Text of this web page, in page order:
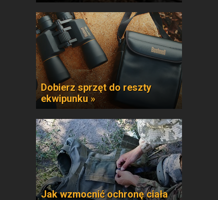
Dobierz sprzęt do reszty
ekwipunku »
Jak wzmocnić ochronę ciała